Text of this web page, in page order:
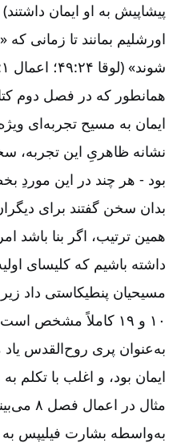
پیشاپیش به او ایمان
اورشلیم بمانند تا زمانی
همانطور که در فصل دوم
ایمان به مسیح تجربه‌ای
نشانه ظاهریِ این تجربه،
بود -‏‏‏‏‏‏‏‏ هر چند در این موردِ
بدان سخن گفتند برای
همین ترتیب، اگر بنا باشد
داشته باشیم که کلیسای
۱۰ و ۱۹ کاملاً مشخص
به‌عنوان پری روح‌القدس یاد
ایمان بود، و اغلب با تکلم
مثال در
به‌واسطه بشارت فیلیپس